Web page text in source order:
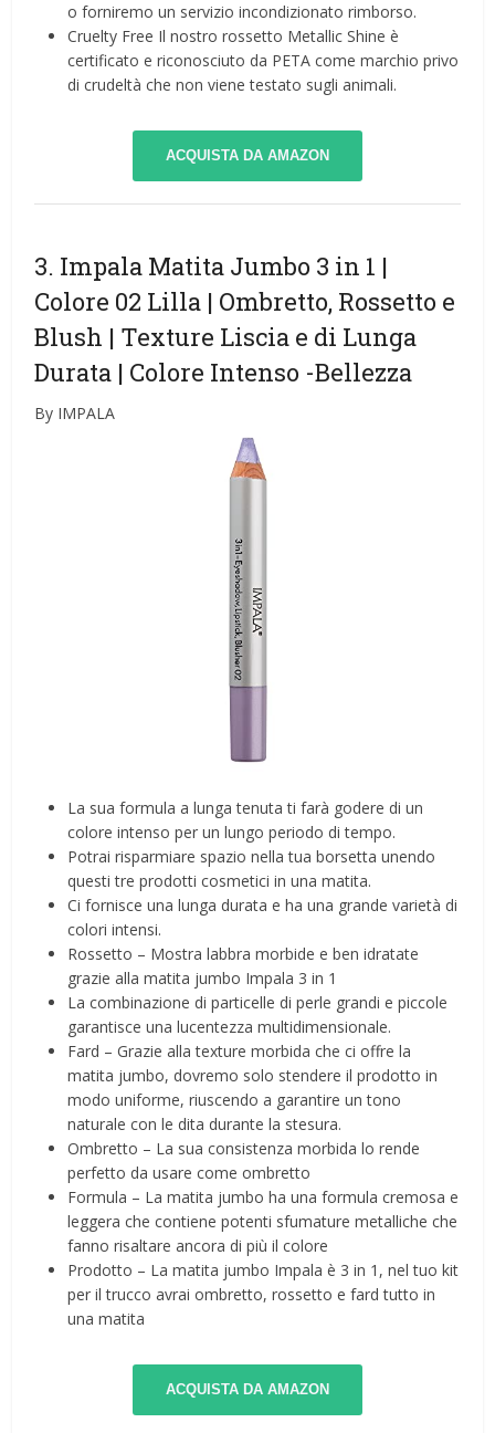
o forniremo un servizio incondizionato rimborso.
Cruelty Free Il nostro rossetto Metallic Shine è
certificato e riconosciuto da PETA come marchio privo
di crudeltà che non viene testato sugli animali.
ACQUISTA DA AMAZON
3. Impala Matita Jumbo 3 in 1 |
Colore 02 Lilla | Ombretto, Rossetto e
Blush | Texture Liscia e di Lunga
Durata | Colore Intenso -Bellezza
By IMPALA
La sua formula a lunga tenuta ti farà godere di un
colore intenso per un lungo periodo di tempo.
Potrai risparmiare spazio nella tua borsetta unendo
questi tre prodotti cosmetici in una matita.
Ci fornisce una lunga durata e ha una grande varietà di
colori intensi.
Rossetto – Mostra labbra morbide e ben idratate
grazie alla matita jumbo Impala 3 in 1
La combinazione di particelle di perle grandi e piccole
garantisce una lucentezza multidimensionale.
Fard – Grazie alla texture morbida che ci offre la
matita jumbo, dovremo solo stendere il prodotto in
modo uniforme, riuscendo a garantire un tono
naturale con le dita durante la stesura.
Ombretto – La sua consistenza morbida lo rende
perfetto da usare come ombretto
Formula – La matita jumbo ha una formula cremosa e
leggera che contiene potenti sfumature metalliche che
fanno risaltare ancora di più il colore
Prodotto – La matita jumbo Impala è 3 in 1, nel tuo kit
per il trucco avrai ombretto, rossetto e fard tutto in
una matita
ACQUISTA DA AMAZON